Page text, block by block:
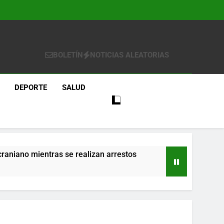
BOLETÍN NOTICIAS ALEATORIAS
DEPORTE SALUD
mientras se realizan arrestos